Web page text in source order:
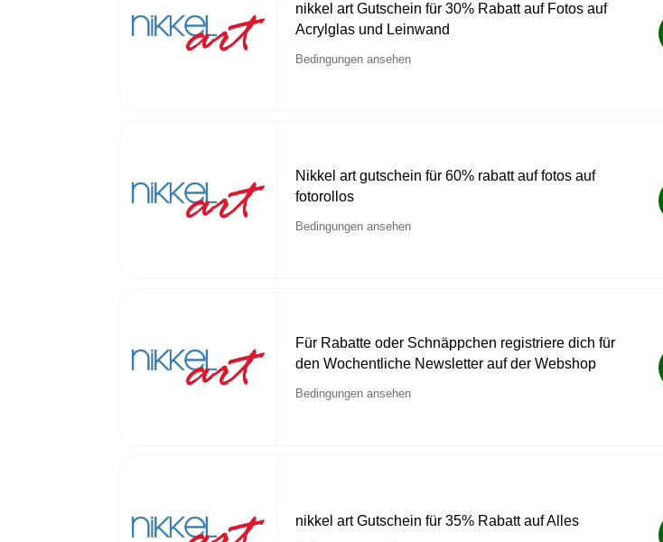
nikkel art Gutschein für 30% Rabatt auf Fotos auf
Acrylglas und Leinwand
Bedingungen ansehen
Nikkel art gutschein für 60% rabatt auf fotos auf
fotorollos
Bedingungen ansehen
Für Rabatte oder Schnäppchen registriere dich für
den Wochentliche Newsletter auf der Webshop
Bedingungen ansehen
nikkel art Gutschein für 35% Rabatt auf Alles